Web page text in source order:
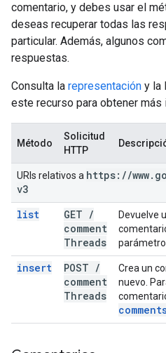
comentario, y debes usar el
deseas recuperar todas las
particular. Además, algunos
respuestas.
Consulta la representación y la
este recurso para obtener más
Método
Solicitud
HTTP
URIs relativos a https: //www.
v3
list
GET /
comment
Threads
Devuelve
insert POST /
comment
Threads
Crea un
nuevo.